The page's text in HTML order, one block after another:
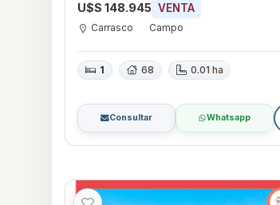
U$S 148.945 VENTA
Carrasco Campo
1 68 0.01 ha
Consultar Whatsapp